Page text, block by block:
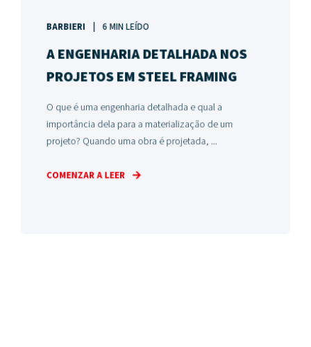
BARBIERI 6 MIN LEÍDO
A ENGENHARIA DETALHADA NOS
PROJETOS EM STEEL FRAMING
O que é uma engenharia detalhada e qual a
importância dela para a materialização de um
projeto? Quando uma obra é projetada, ...
COMENZAR A LEER